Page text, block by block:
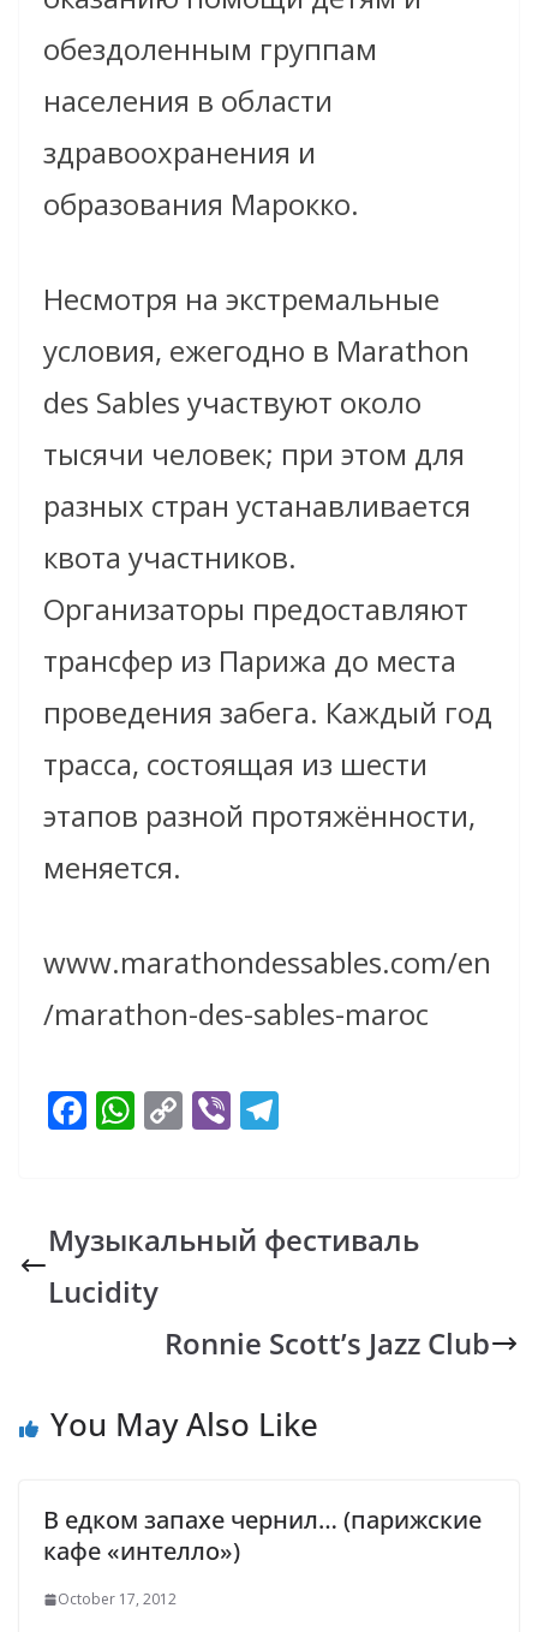
обездоленным группам
населения в области
здравоохранения и
образования Марокко.
Несмотря на экстремальные
условия, ежегодно в Marathon
des Sables участвуют около
тысячи человек; при этом для
разных стран устанавливается
квота участников.
Организаторы предоставляют
трансфер из Парижа до места
проведения забега. Каждый год
трасса, состоящая из шести
этапов разной протяжённости,
меняется.
www.marathondessables.com/en
/marathon-des-sables-maroc
F
b
o
o
W
s
A
p
C
y
Li
k
Vi
gr
a
Музыкальный фестиваль
Lucidity
Ronnie Scott’s Jazz Club
You May Also Like
В едком запахе чернил… (парижские
кафе «интелло»)
October 17, 2012